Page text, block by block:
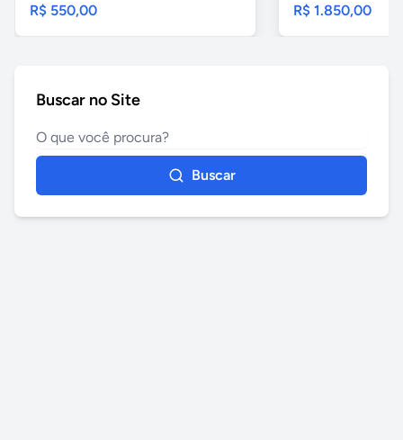
R$ 550,00 R$ 1.850,00
Buscar no Site
Buscar